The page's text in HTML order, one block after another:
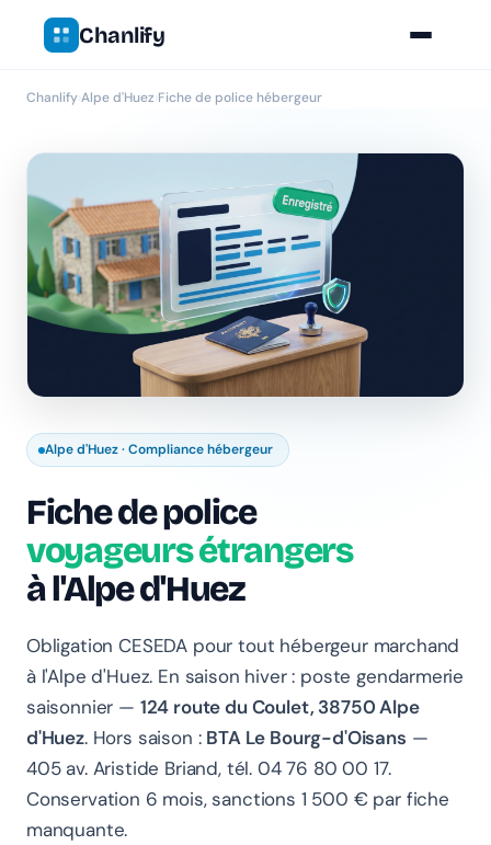
Chanlify
Chanlify›Alpe d'Huez›Fiche de police hébergeur
Alpe d'Huez · Compliance hébergeur
Fiche de police
voyageurs étrangers
à l'Alpe d'Huez
Obligation CESEDA pour tout hébergeur marchand
à l'Alpe d'Huez. En saison hiver : poste gendarmerie
saisonnier — 124 route du Coulet, 38750 Alpe
d'Huez. Hors saison : BTA Le Bourg-d'Oisans —
405 av. Aristide Briand, tél. 04 76 80 00 17.
Conservation 6 mois, sanctions 1 500 € par fiche
manquante.
Chanlify Assistant
En ligne · Online
Bonjour 👋 Je suis l'assistant Chanlify. Comment puis-
je vous aider ?
Hello! I'm the Chanlify assistant. How can I help?